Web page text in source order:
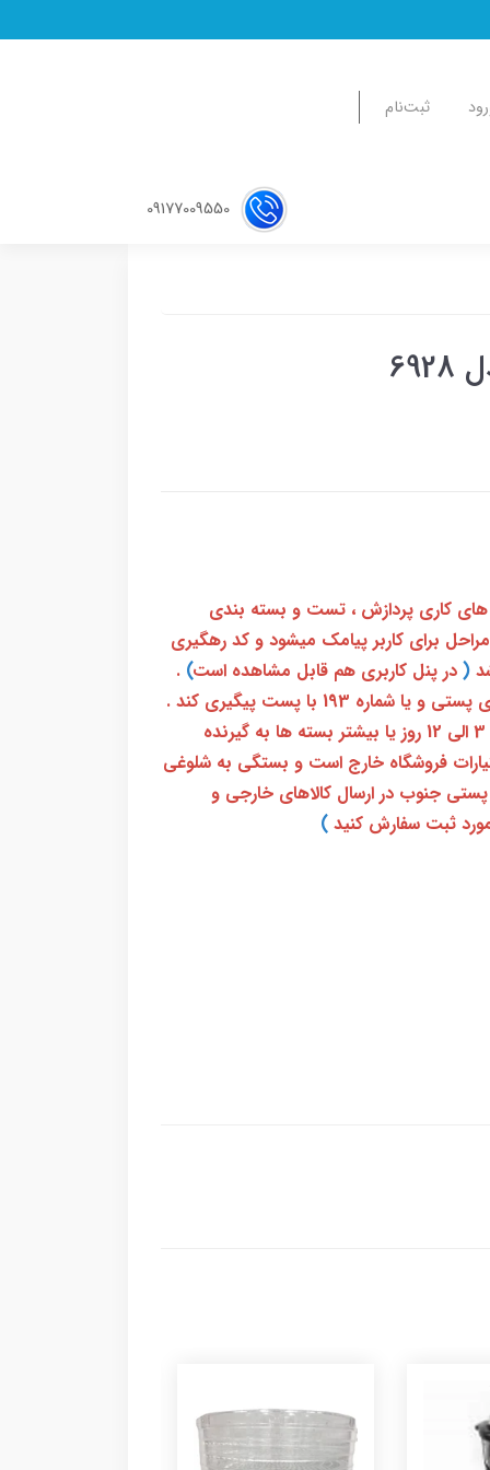
ثبت‌نام
های کاری پردازش ، تست و بسته بندی
برای کاربر پیامک میشود و کد رهگیری
( در پنل کاربری هم قابل مشاهده است)
.
بعد از آن کاربر فقط باید از طریق سامانه رهگیری پستی و یا شماره 193 با پست پیگیری کند .
بعد از دریافت کدرهگیری 24 رقمی معمولا بین 3 الی 12 روز یا بیشتر بسته ها به گیرنده
فروشگاه خارج است و بستگی به شلوغی
جنوب در ارسال کالاهای خارجی و
ثبت سفارش کنید )